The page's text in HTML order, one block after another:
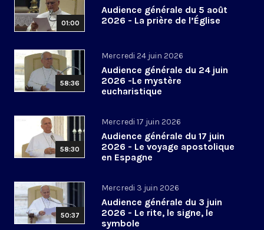
01:00
Audience générale du 5 août
2026 - La prière de l’Église
58:36
Mercredi 24 juin 2026
Audience générale du 24 juin
2026 -Le mystère
eucharistique
58:30
Mercredi 17 juin 2026
Audience générale du 17 juin
2026 - Le voyage apostolique
en Espagne
50:37
Mercredi 3 juin 2026
Audience générale du 3 juin
2026 - Le rite, le signe, le
symbole